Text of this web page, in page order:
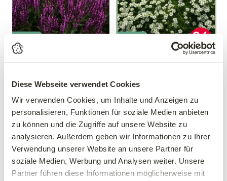
Diese Webseite verwendet Cookies
Wir verwenden Cookies, um Inhalte und Anzeigen zu
personalisieren, Funktionen für soziale Medien anbieten
zu können und die Zugriffe auf unsere Website zu
analysieren. Außerdem geben wir Informationen zu Ihrer
Verwendung unserer Website an unsere Partner für
soziale Medien, Werbung und Analysen weiter. Unsere
Partner führen diese Informationen möglicherweise mit
rabatt
Salbei 'Bumbleberry'®
'Bumbleberry'®
9,99 €
11 cm Topf
Sternmoos
statt 11,37 € 10,17 €
3 Stück/Packung
9 cm Topf